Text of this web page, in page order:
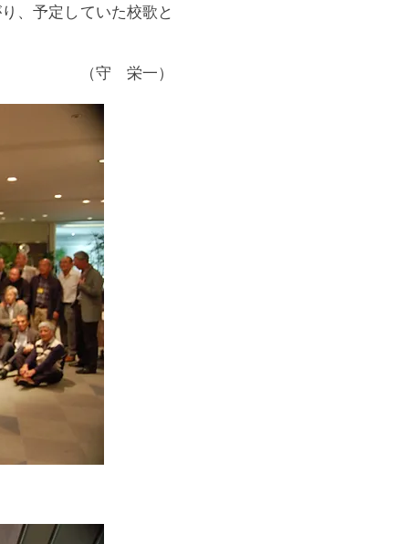
、予定していた校歌と
（守 栄一）